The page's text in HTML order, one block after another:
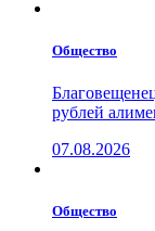
Общество
рублей
07.08.2026
Общество